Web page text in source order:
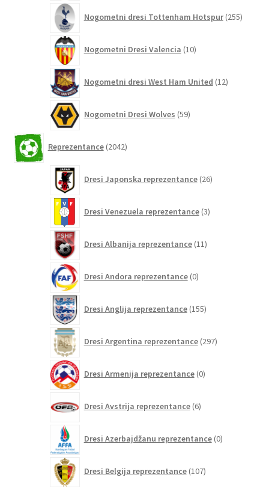
Nogometni dresi Tottenham Hotspur 255
Nogometni Dresi Valencia 10izdelkov
Nogometni dresi West Ham United 12izdelkov
Nogometni Dresi Wolves 59izdelkov
Reprezentance 2042izdelkov
Dresi Japonska reprezentance 26izdelkov
Dresi Venezuela reprezentance 3izdelki
Dresi Albanija reprezentance 11izdelkov
Dresi Andora reprezentance 0izdelkov
Dresi Anglija reprezentance 155izdelkov
Dresi Argentina reprezentance 297izdelkov
Dresi Armenija reprezentance 0izdelkov
Dresi Avstrija reprezentance 6izdelkov
Dresi Azerbajdžanu reprezentance 0izdelkov
Dresi Belgija reprezentance 107izdelkov